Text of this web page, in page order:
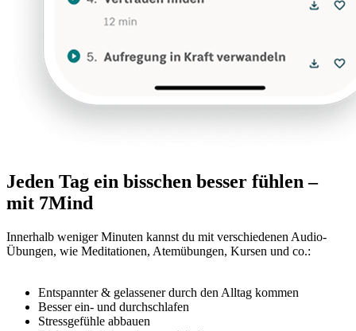
Jeden Tag ein bisschen besser fühlen –
mit 7Mind
Innerhalb weniger Minuten kannst du mit verschiedenen Audio-
Übungen, wie Meditationen, Atemübungen, Kursen und co.:
Entspannter & gelassener durch den Alltag kommen
Besser ein- und durchschlafen
Stressgefühle abbauen